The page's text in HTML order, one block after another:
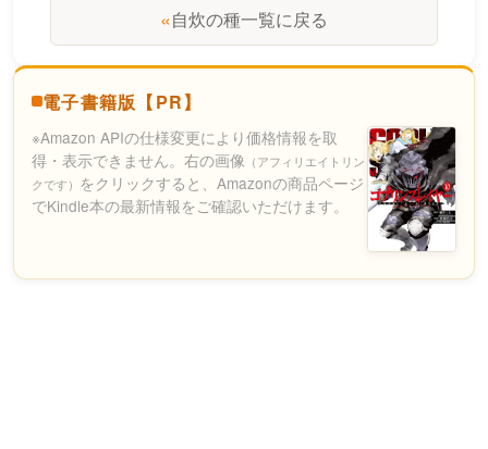
«自炊の種一覧に戻る
電子書籍版【PR】
※Amazon APIの仕様変更により価格情報を取
得・表示できません。右の画像 （アフィリエイトリン
クです） をクリックすると、Amazonの商品ページ
でKindle本の最新情報をご確認いただけます。